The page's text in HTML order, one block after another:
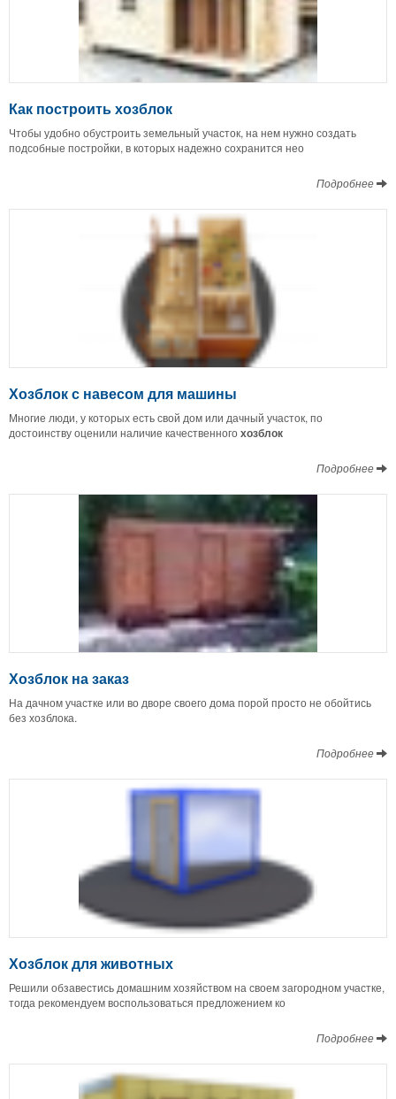
Как построить хозблок
Чтобы удобно обустроить земельный участок, на нем нужно создать
подсобные постройки, в которых надежно сохранится нео
Подробнее
Хозблок с навесом для машины
Многие люди, у которых есть свой дом или дачный участок, по
достоинству оценили наличие качественногохозблок
Подробнее
Хозблок на заказ
На дачном участке или во дворе своего дома порой просто не обойтись
без хозблока.
Подробнее
Хозблок для животных
Решили обзавестись домашним хозяйством на своем загородном участке,
тогда рекомендуем воспользоваться предложением ко
Подробнее